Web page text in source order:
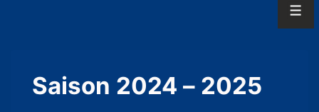
Saison 2024 – 2025